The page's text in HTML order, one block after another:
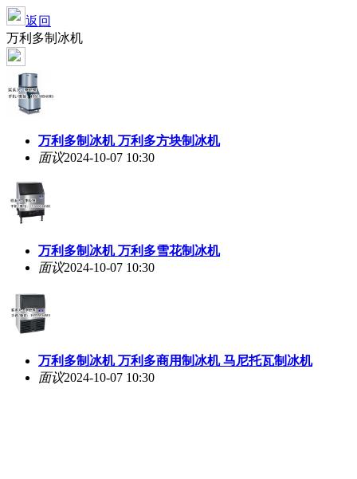
返回
万利多制冰机
万利多制冰机 万利多方块制冰机
面议2024-10-07 10:30
万利多制冰机 万利多雪花制冰机
面议2024-10-07 10:30
万利多制冰机 万利多商用制冰机 马尼托瓦制冰机
面议2024-10-07 10:30